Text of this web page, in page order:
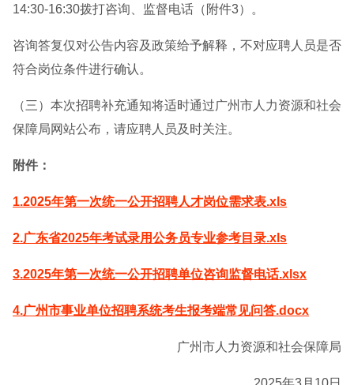
14:30-16:30拨打咨询、监督电话（附件3）。
咨询答复仅对公告内容及政策给予解释，不对应聘人员是否
符合岗位条件进行确认。
（三）本次招聘补充通知将适时通过广州市人力资源和社会
保障局网站公布，请应聘人员及时关注。
附件：
1.2025年第一次统一公开招聘人才岗位需求表.xls
2.广东省2025年考试录用公务员专业参考目录.xls
3.2025年第一次统一公开招聘单位咨询监督电话.xlsx
4.广州市事业单位招聘系统考生报考端常见问答.docx
广州市人力资源和社会保障局